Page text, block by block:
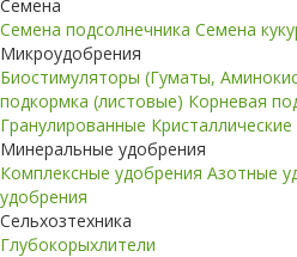
Семена
Семена подсолнечника Семена
Микроудобрения
Биостимуляторы (Гуматы,
подкормка (листовые) Корневая
Гранулированные
Минеральные удобрения
Комплексные удобрения Азотные
удобрения
Сельхозтехника
Глубокорыхлители